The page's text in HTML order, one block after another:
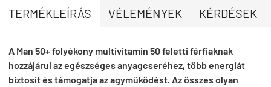
TERMÉKLEÍRÁS VÉLEMÉNYEK KÉRDÉSEK
A Man 50+ folyékony multivitamin 50 feletti férfiaknak
hozzájárul az egészséges anyagcseréhez, több energiát
biztosít és támogatja az agyműködést. Az összes olyan